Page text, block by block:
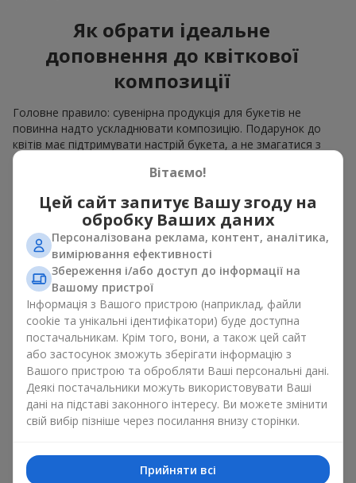
Як обрати ідеальне
доповнення до квіткової
композиції
Головне правило: сувенірна продукція для букетів не
повинна надто ускладнювати композицію. Подарунок до
квітів має підтримувати настрій букета, а не змагатися з
ним. Для ніжних композицій підійде сувенірна продукція для
букетів, як легкі символічні додатки та легкі елементи
декору. Це може бути
Для яскравих є сенс використати більш сміливі додаткові
акценти, як вишуканіцукеркичи дорогі сувеніри.
Сувенірна продукція для букетів повинна вибиратись,
враховуючи й привід, і людину, якій адресований подарунок.
Якщо сумніваєтесь, яка сувенірна продукція для букетів вам
потрібна — обирайте універсальні маленькі приємності,
широкий вибір яких знайдеться у нашому каталозі.
Сувеніри до букетів на різні свята
Свято задає настрій, а сувенірна продукція для букетів його
підкреслює. Саме тому сувеніри для квітів часто обирають з
урахуванням дати та події. В нашому асортименті
знайдеться сувенірна продукція для букетів, що підійде до
бюджет.
Вітаємо!
Цей сайт запитує Вашу згоду на
обробку Ваших даних
Персоналізована реклама, контент, аналітика,
вимірювання ефективності
Збереження і/або доступ до інформації на
Вашому пристрої
Інформація з Вашого пристрою (наприклад, файли
cookie та унікальні ідентифікатори) буде доступна
постачальникам. Крім того, вони, а також цей сайт
або застосунок зможуть зберігати інформацію з
Вашого пристрою та обробляти Ваші персональні дані.
Деякі постачальники можуть використовувати Ваші
дані на підставі законного інтересу. Ви можете змінити
свій вибір пізніше через посилання внизу сторінки.
Прийняти всі